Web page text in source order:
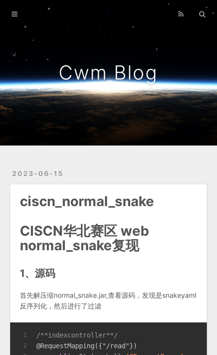
Cwm Blog
2023-06-15
ciscn_normal_snake
CISCN华北赛区 web
normal_snake复现
1、源码
首先解压缩normal_snake.jar,查看源码，发现是snakeyaml
反序列化，然后进行了过滤
1
2
/**indexcontroller**/
@RequestMapping({"/read"})
Home